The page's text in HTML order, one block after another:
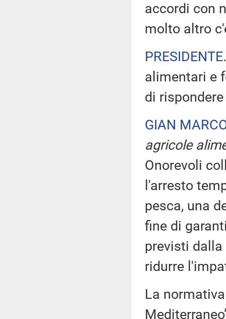
accordi con
molto altro
PRESIDENTE
alimentari e
di
GIAN
agricole
Onorevoli
l'arresto
pesca, una
fine di
previsti
ridurre
La